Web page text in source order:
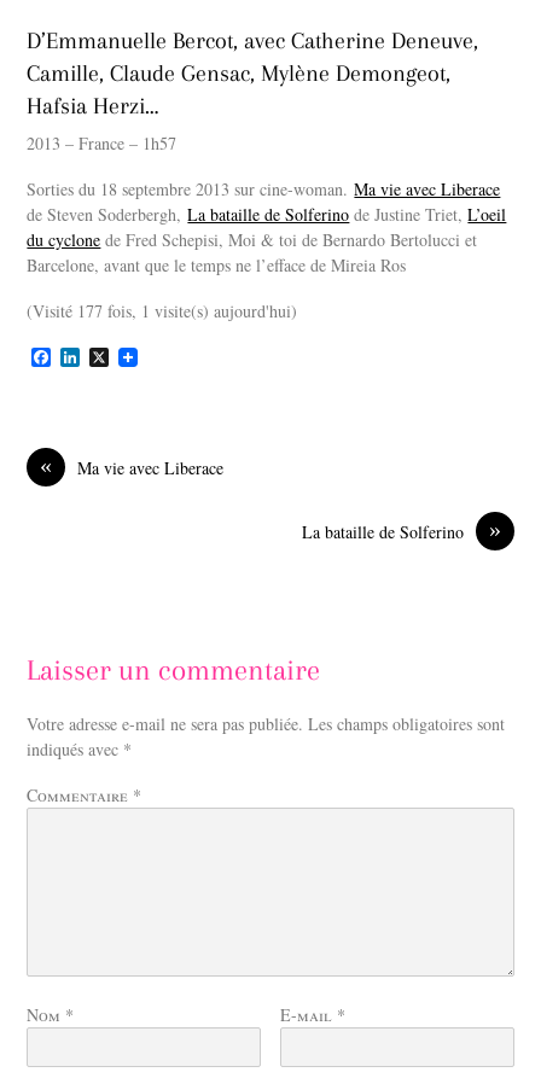
D’Emmanuelle Bercot, avec Catherine Deneuve,
Camille, Claude Gensac, Mylène Demongeot,
Hafsia Herzi…
2013 – France – 1h57
Sorties du 18 septembre 2013 sur cine-woman.Ma vie avec Liberace
de Steven Soderbergh,La bataille de Solferino de Justine Triet,L’oeil
du cyclone de Fred Schepisi, Moi & toi de Bernardo Bertolucci et
Barcelone, avant que le temps ne l’efface de Mireia Ros
(Visité 177 fois, 1 visite(s) aujourd'hui)
F
o
o
k
L
I
X
« Ma vie avec Liberace
»
La bataille de Solferino
Laisser un commentaire
Votre adresse e-mail ne sera pas publiée. Les champs obligatoires sont
indiqués avec *
Commentaire *
Nom * E-mail *